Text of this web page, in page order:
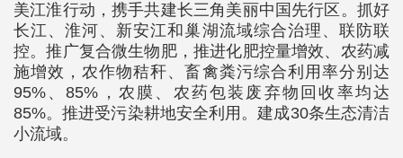
美江淮行动，携手共建长三角美丽中国先行区。抓好
长江、淮河、新安江和巢湖流域综合治理、联防联
控。推广复合微生物肥，推进化肥控量增效、农药减
施增效，农作物秸秆、畜禽粪污综合利用率分别达
95%、85%，农膜、农药包装废弃物回收率均达
85%。推进受污染耕地安全利用。建成30条生态清洁
小流域。